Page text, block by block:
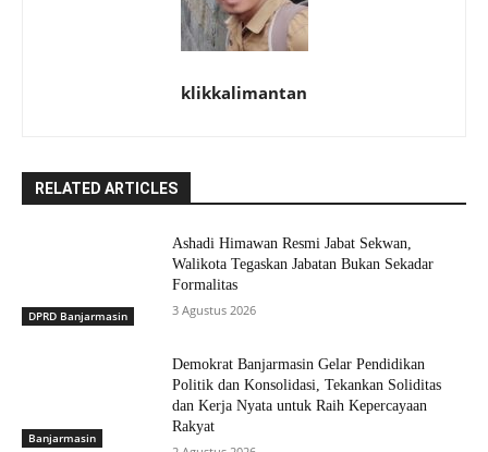
klikkalimantan
RELATED ARTICLES
DPRD Banjarmasin
Ashadi Himawan Resmi Jabat Sekwan,
Walikota Tegaskan Jabatan Bukan Sekadar
Formalitas
3 Agustus 2026
Banjarmasin
Demokrat Banjarmasin Gelar Pendidikan
Politik dan Konsolidasi, Tekankan Soliditas
dan Kerja Nyata untuk Raih Kepercayaan
Rakyat